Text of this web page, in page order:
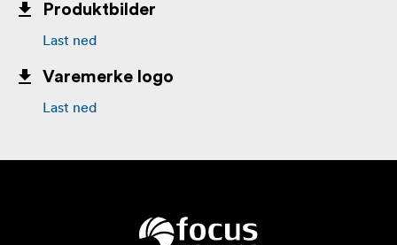
Produktbilder
Last ned
Varemerke logo
Last ned